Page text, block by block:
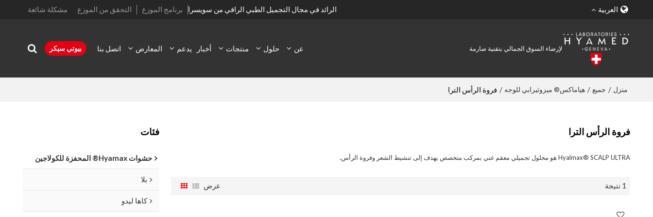
الرائد في مجال التجميل الطبي الراقي من سويسرا برنامج الموزع التحقق من الموزع مشكلة شائعة العربية
لإرضاء السوق الجمالي بتقنية صارمة عن حلول منتجات أخبار يدعم المعارض اتصل بنا بيوتي سيكر
منزل / جميع / هياماكس® ميزوثيرابي للوجه / فروة الرأس الترا
فئات
حشوات Hyamax® المحفزة للكولاجين
بلا
كاها ليدو
فروة الرأس الترا
Hyalmax® SCALP ULTRA هو محلول تجميلي معقم غني بمركب متخصص يهدف إلى تنشيط الشعر وفروة الرأس.
1 نتيجة عرض